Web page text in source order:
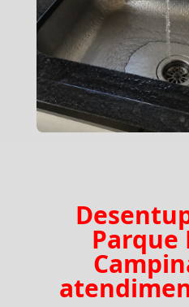
Parque